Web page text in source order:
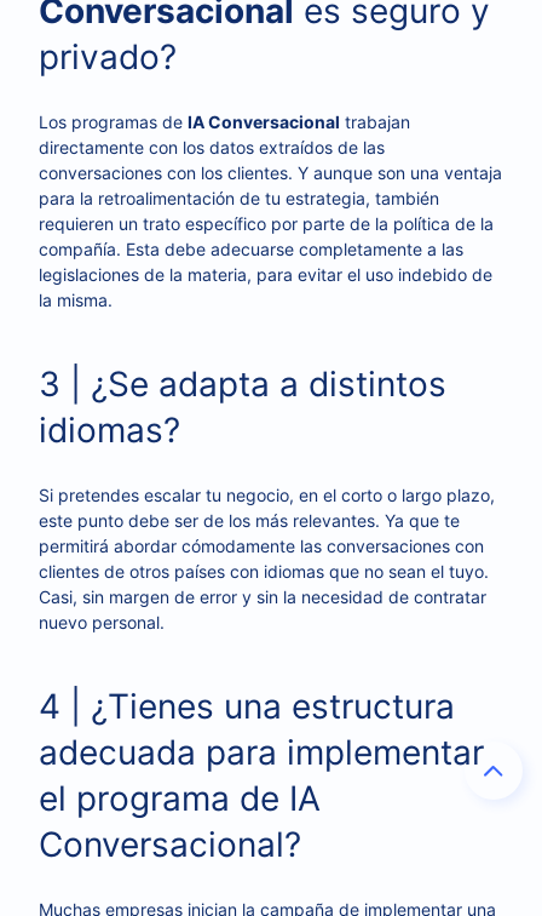
Conversacional es seguro y
privado?
Los programas de IA Conversacional trabajan
directamente con los datos extraídos de las
conversaciones con los clientes. Y aunque son una ventaja
para la retroalimentación de tu estrategia, también
requieren un trato específico por parte de la política de la
compañía. Esta debe adecuarse completamente a las
legislaciones de la materia, para evitar el uso indebido de
la misma.
3 | ¿Se adapta a distintos
idiomas?
Si pretendes escalar tu negocio, en el corto o largo plazo,
este punto debe ser de los más relevantes. Ya que te
permitirá abordar cómodamente las conversaciones con
clientes de otros países con idiomas que no sean el tuyo.
Casi, sin margen de error y sin la necesidad de contratar
nuevo personal.
4 | ¿Tienes una estructura
adecuada para implementar
el programa de IA
Conversacional?
Muchas empresas inician la campaña de implementar una